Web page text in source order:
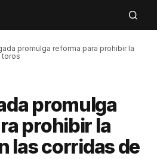
promulga reforma para prohibir la
toros
promulga
prohibir la
las corridas de